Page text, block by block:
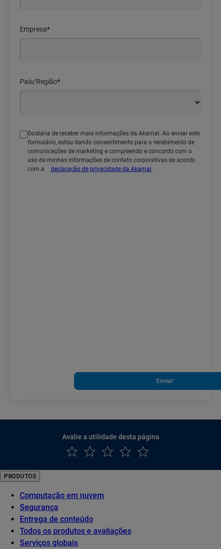
*
Empresa
*
País/Região
Gostaria de receber mais informações da Akamai. Ao enviar este
formulário, estou dando consentimento para o recebimento de
comunicações de marketing e compreendo e concordo com o
uso de minhas informações de contato corporativas de acordo
com a
declaração de privacidade da Akamai .
Enviar
Avalie a utilidade desta página
PRODUTOS
Computação em nuvem
Segurança
Entrega de conteúdo
Todos os produtos e avaliações
Serviços globais